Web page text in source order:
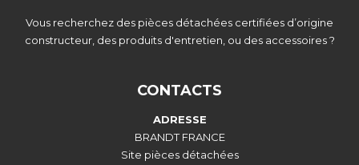
Vous recherchez des pièces détachées certifiées d’origine
constructeur, des produits d'entretien, ou des accessoires ?
CONTACTS
ADRESSE
BRANDT FRANCE
Site pièces détachées